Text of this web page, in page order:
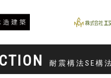
耐震構法SE構